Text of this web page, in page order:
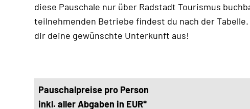
diese Pauschale nur über Radstadt Tourismus
teilnehmenden Betriebe findest du nach der
dir deine gewünschte Unterkunft aus!
Pauschalpreise pro Person
inkl. aller Abgaben in EUR*